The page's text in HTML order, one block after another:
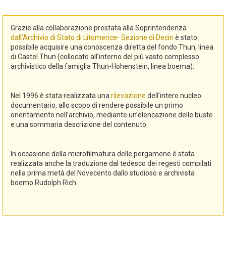
Grazie alla collaborazione prestata alla Soprintendenza
dall’Archivio di Stato di Litomerice- Sezione di Decin è stato
possibile acquisire una conoscenza diretta del fondo Thun, linea
di Castel Thun (collocato all’interno del più vasto complesso
archivistico della famiglia Thun-Hohenstein, linea boema).
Nel 1996 è stata realizzata una rilevazione dell’intero nucleo
documentario, allo scopo di rendere possibile un primo
orientamento nell’archivio, mediante un’elencazione delle buste
e una sommaria descrizione del contenuto.
In occasione della microfilmatura delle pergamene è stata
realizzata anche la traduzione dal tedesco dei regesti compilati
nella prima metà del Novecento dallo studioso e archivista
boemo Rudolph Rich.